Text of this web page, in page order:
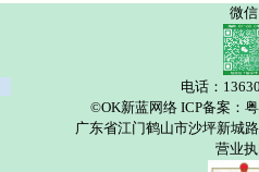
微信
电话：
©OK新蓝网络 ICP备案：
广东省江门鹤山市沙坪新城
营业